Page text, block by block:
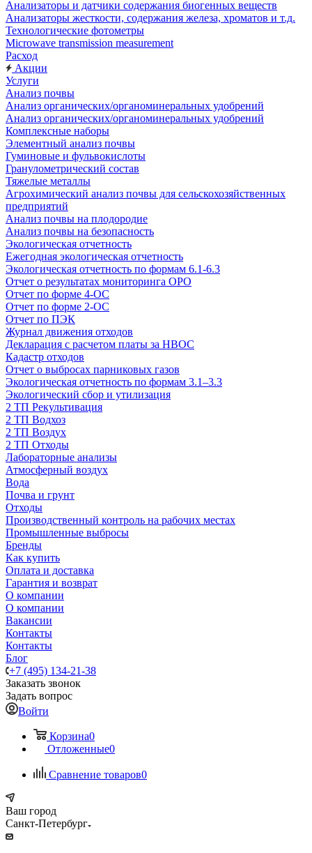
Анализаторы и датчики содержания биогенных веществ
Анализаторы жесткости, содержания железа, хроматов и т.д.
Технологические фотометры
Microwave transmission measurement
Расход
Акции
Услуги
Анализ почвы
Анализ органических/органоминеральных удобрений
Анализ органических/органоминеральных удобрений
Комплексные наборы
Элементный анализ почвы
Гуминовые и фульвокислоты
Гранулометрический состав
Тяжелые металлы
Агрохимический анализ почвы для сельскохозяйственных
предприятий
Анализ почвы на плодородие
Анализ почвы на безопасность
Экологическая отчетность
Ежегодная экологическая отчетность
Экологическая отчетность по формам 6.1-6.3
Отчет о результатах мониторинга ОРО
Отчет по форме 4-ОС
Отчет по форме 2-ОС
Отчет по ПЭК
Журнал движения отходов
Декларация с расчетом платы за НВОС
Кадастр отходов
Отчет о выбросах парниковых газов
Экологическая отчетность по формам 3.1–3.3
Экологический сбор и утилизация
2 ТП Рекультивация
2 ТП Водхоз
2 ТП Воздух
2 ТП Отходы
Лабораторные анализы
Атмосферный воздух
Вода
Почва и грунт
Отходы
Производственный контроль на рабочих местах
Промышленные выбросы
Бренды
Как купить
Оплата и доставка
Гарантия и возврат
О компании
О компании
Вакансии
Контакты
Контакты
Блог
+7 (495) 134-21-38
Заказать звонок
Задать вопрос
Войти
Корзина0
Отложенные0
Сравнение товаров0
Ваш город
Санкт-Петербург